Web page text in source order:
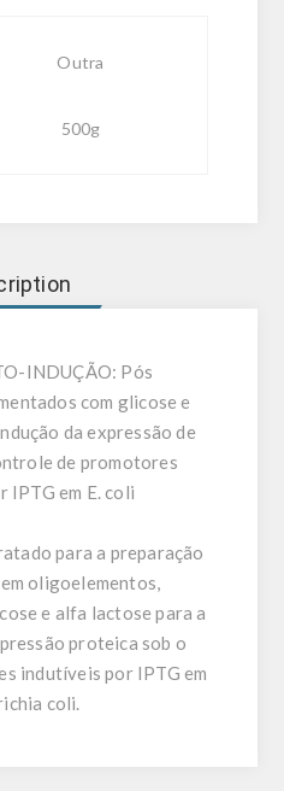
Outra
500g
INDUÇÃO: Pós
com glicose e
da expressão de
de promotores
IPTG em E. coli
para a preparação
oligoelementos,
e alfa lactose para a
proteica sob o
indutíveis por IPTG em
coli.